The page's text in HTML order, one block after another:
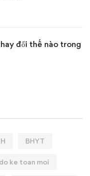
đổi thế nào trong
BHYT
ke toan moi